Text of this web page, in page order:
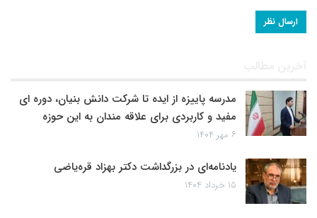
آخرین مطالب
مدرسه پاییزه از ایده تا شرکت دانش بنیان، دوره ای
مفید و کاربردی برای علاقه مندان به این حوزه
۶ مهر ۱۴۰۴
یادنامه‌ای در بزرگداشت دکتر بهزاد قره‌یاضی
۱۵ خرداد ۱۴۰۴